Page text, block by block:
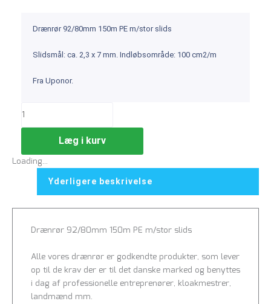
Drænrør 92/80mm 150m PE m/stor slids
Slidsmål: ca. 2,3 x 7 mm. Indløbsområde: 100 cm2/m
Fra Uponor.
Læg i kurv
Loading...
Yderligere beskrivelse
Drænrør 92/80mm 150m PE m/stor slids
Alle vores drænrør er godkendte produkter, som lever
op til de krav der er til det danske marked og benyttes
i dag af professionelle entreprenører, kloakmestrer,
landmænd mm.